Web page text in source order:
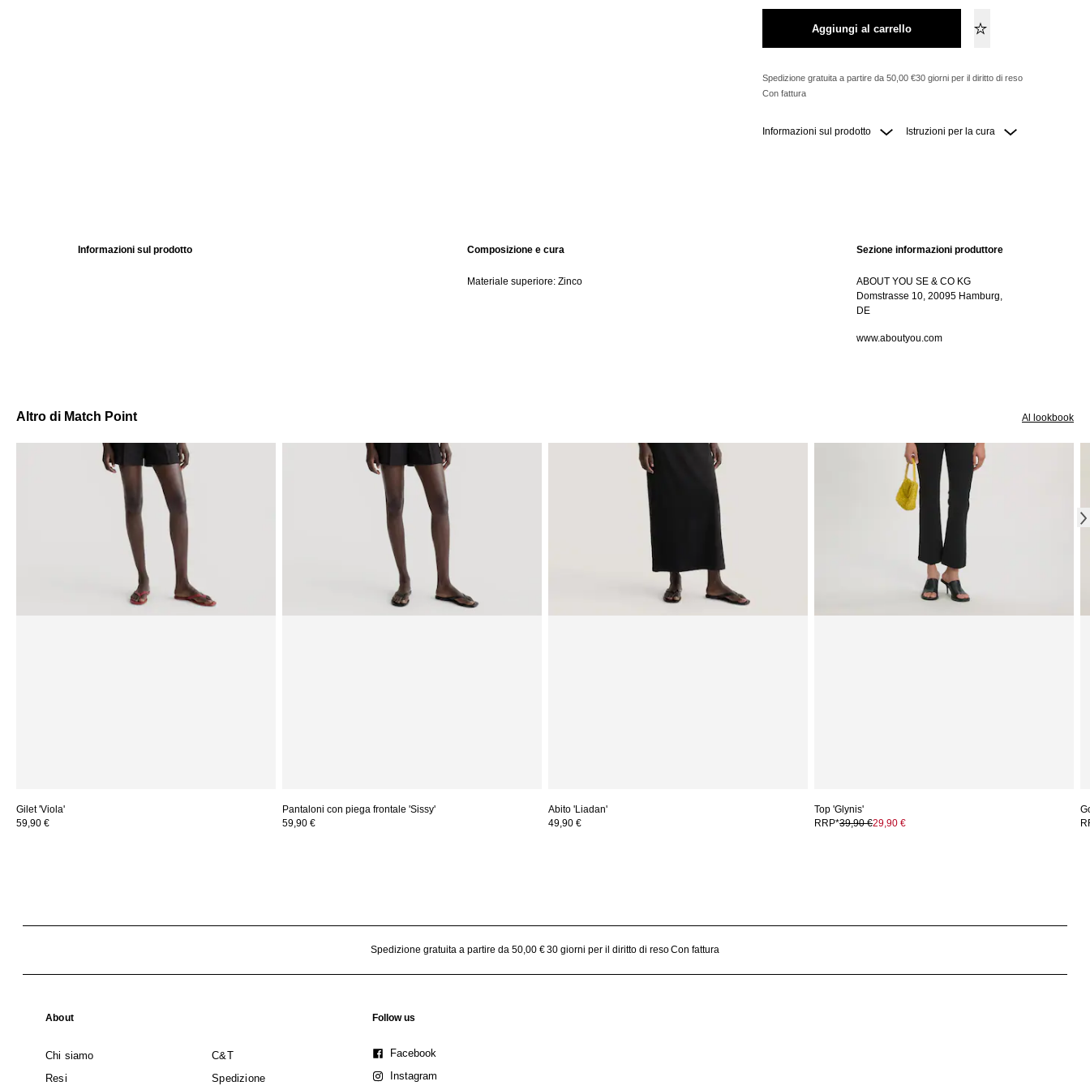
Aggiungi al carrello
Spedizione gratuita a partire da 50,00 €30 giorni per il diritto di reso
Con fattura
Informazioni sul prodotto Istruzioni per la cura
Informazioni sul prodotto Composizione e cura
Materiale superiore: Zinco
Sezione informazioni produttore
ABOUT YOU SE & CO KG
Domstrasse 10, 20095 Hamburg,
DE
www.aboutyou.com
Altro di Match Point Al lookbook
Gilet 'Viola'
59,90 €
Pantaloni con piega frontale 'Sissy'
59,90 €
Abito 'Liadan'
49,90 €
Top 'Glynis'
RRP*39,90 €29,90 €
Spedizione gratuita a partire da 50,00 €30 giorni per il diritto di resoCon fattura
About
Chi siamo
C&T
Resi
Spedizione
Follow us
Facebook
Instagram